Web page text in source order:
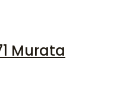
Murata